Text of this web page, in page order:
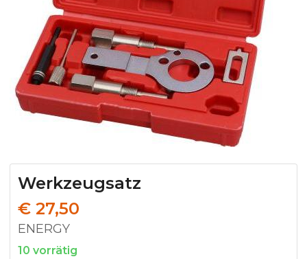
Werkzeugsatz
€ 27,50
ENERGY
10 vorrätig